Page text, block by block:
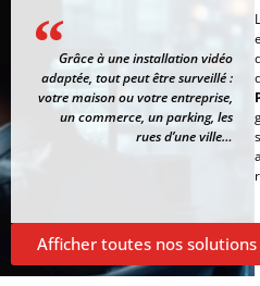
Grâce à une installation vidéo
adaptée, tout peut être surveillé :
votre maison ou votre entreprise,
un commerce, un parking, les
rues d’une ville…
Afficher toutes nos